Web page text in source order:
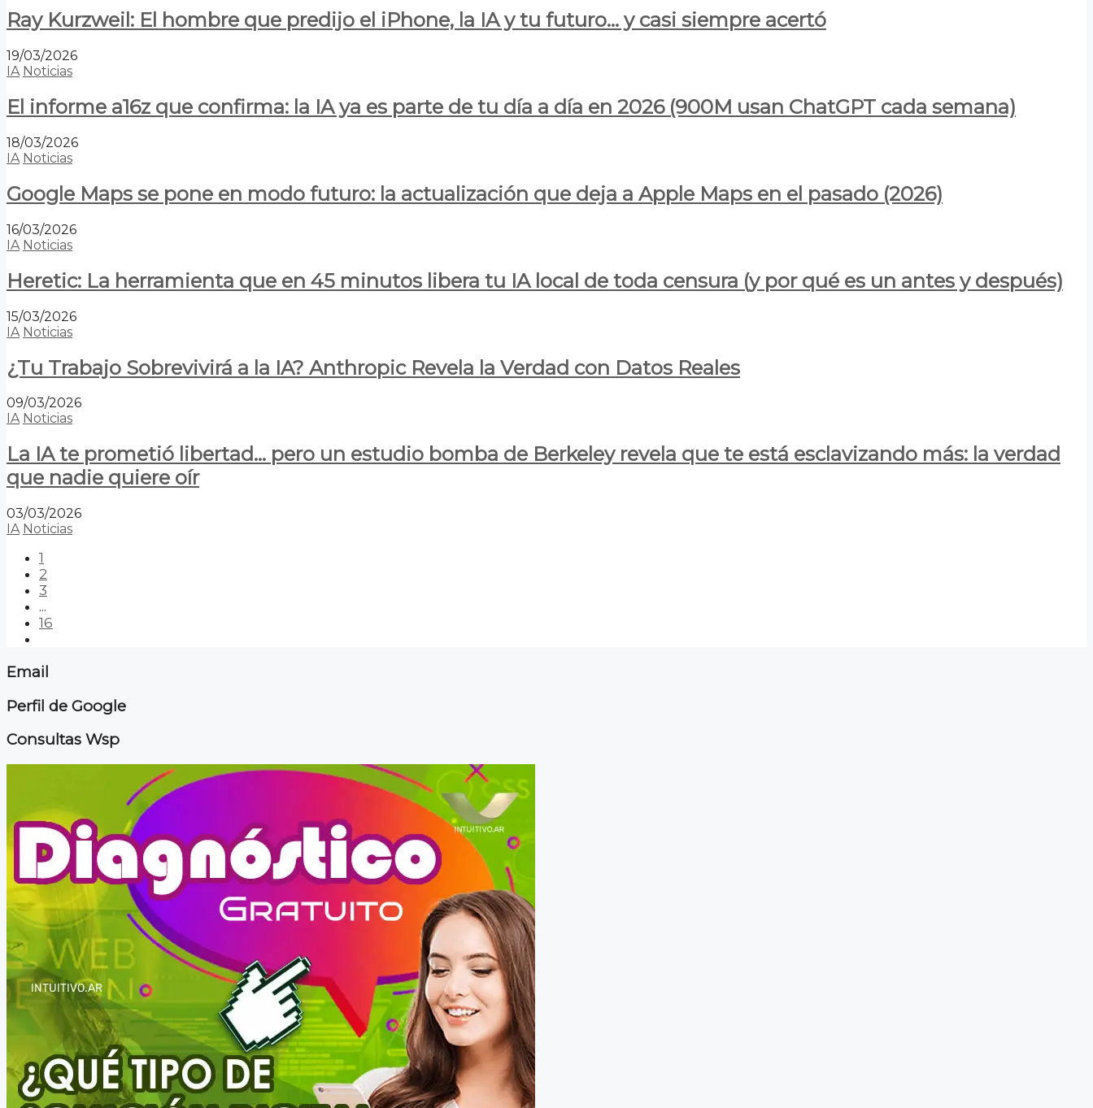
Ray Kurzweil: El hombre que predijo el iPhone, la IA y tu futuro… y casi siempre acertó
19/03/2026
IA Noticias
El informe a16z que confirma: la IA ya es parte de tu día a día en 2026 (900M usan ChatGPT cada semana)
18/03/2026
IA Noticias
Google Maps se pone en modo futuro: la actualización que deja a Apple Maps en el pasado (2026)
16/03/2026
IA Noticias
Heretic: La herramienta que en 45 minutos libera tu IA local de toda censura (y por qué es un antes y después)
15/03/2026
IA Noticias
¿Tu Trabajo Sobrevivirá a la IA? Anthropic Revela la Verdad con Datos Reales
09/03/2026
IA Noticias
La IA te prometió libertad… pero un estudio bomba de Berkeley revela que te está esclavizando más: la verdad
que nadie quiere oír
03/03/2026
IA Noticias
1
2
3
...
16
Email
Perfil de Google
Consultas Wsp